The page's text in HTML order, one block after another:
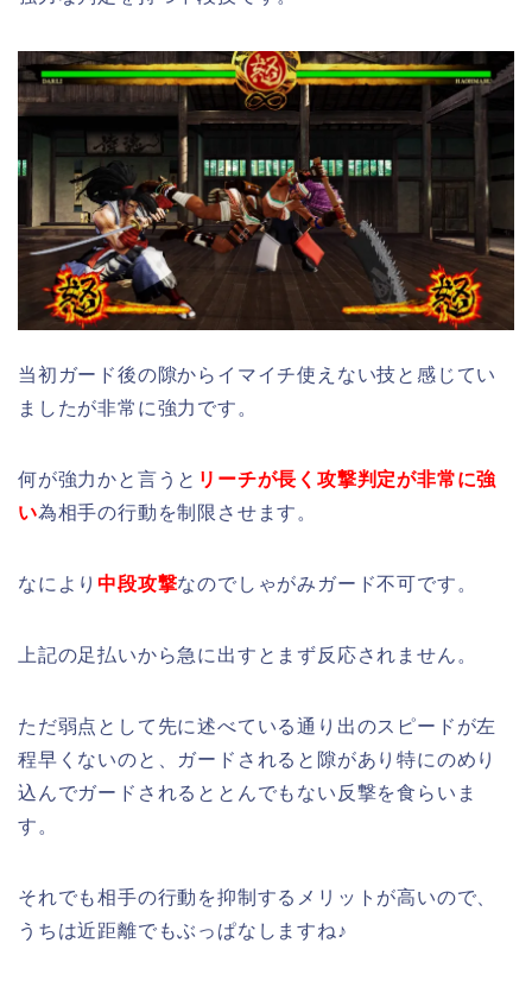
当初ガード後の隙からイマイチ使えない技と感じてい
ましたが非常に強力です。
何が強力かと言うと リーチが長く攻撃判定が非常に強
い為相手の行動を制限させます。
なにより中段攻撃なのでしゃがみガード不可です。
上記の足払いから急に出すとまず反応されません。
ただ弱点として先に述べている通り出のスピードが左
程早くないのと、ガードされると隙があり特にのめり
込んでガードされるととんでもない反撃を食らいま
す。
それでも相手の行動を抑制するメリットが高いので、
うちは近距離でもぶっぱなしますね♪